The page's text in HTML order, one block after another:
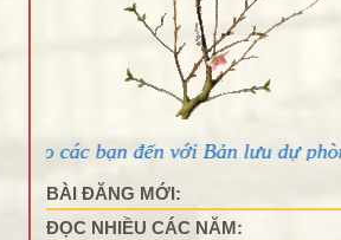
với Bản lưu dự phòng Phố núi và
BÀI ĐĂNG MỚI:
ĐỌC NHIỀU CÁC NĂM: